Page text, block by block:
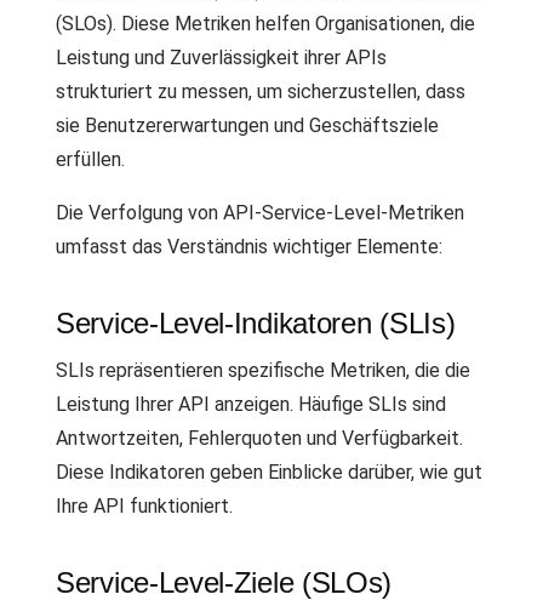
(SLOs). Diese Metriken helfen Organisationen, die
Leistung und Zuverlässigkeit ihrer APIs
strukturiert zu messen, um sicherzustellen, dass
sie Benutzererwartungen und Geschäftsziele
erfüllen.
Die Verfolgung von API-Service-Level-Metriken
umfasst das Verständnis wichtiger Elemente:
Service-Level-Indikatoren (SLIs)
SLIs repräsentieren spezifische Metriken, die die
Leistung Ihrer API anzeigen. Häufige SLIs sind
Antwortzeiten, Fehlerquoten und Verfügbarkeit.
Diese Indikatoren geben Einblicke darüber, wie gut
Ihre API funktioniert.
Service-Level-Ziele (SLOs)